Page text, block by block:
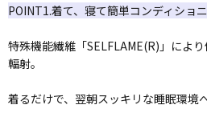
POINT1.着て、寝て簡単コンディショ
特殊機能繊維「SELFLAME(R)」によ
輻射。
着るだけで、翌朝スッキリな睡眠環境